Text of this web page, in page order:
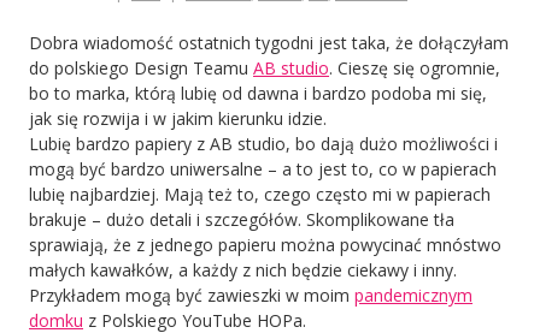
Dobra wiadomość ostatnich tygodni jest taka, że dołączyłam
do polskiego Design Teamu AB studio. Cieszę się ogromnie,
bo to marka, którą lubię od dawna i bardzo podoba mi się,
jak się rozwija i w jakim kierunku idzie.
Lubię bardzo papiery z AB studio, bo dają dużo możliwości i
mogą być bardzo uniwersalne – a to jest to, co w papierach
lubię najbardziej. Mają też to, czego często mi w papierach
brakuje – dużo detali i szczegółów. Skomplikowane tła
sprawiają, że z jednego papieru można powycinać mnóstwo
małych kawałków, a każdy z nich będzie ciekawy i inny.
Przykładem mogą być zawieszki w moim pandemicznym
domku z Polskiego YouTube HOPa.